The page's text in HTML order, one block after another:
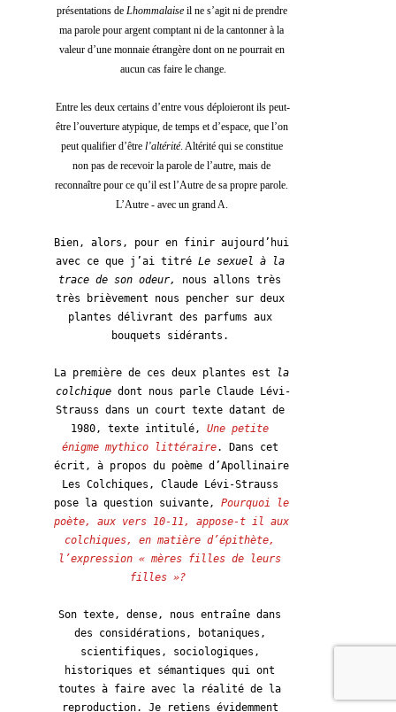
présentations de Lhommalaise il ne s’agit ni de prendre
ma parole pour argent comptant ni de la cantonner à la
valeur d’une monnaie étrangère dont on ne pourrait en
aucun cas faire le change.
Entre les deux certains d’entre vous déploieront ils peut-
être l’ouverture atypique, de temps et d’espace, que l’on
peut qualifier d’être l’altérité. Altérité qui se constitue
non pas de recevoir la parole de l’autre, mais de
reconnaître pour ce qu’il est l’Autre de sa propre parole.
L’Autre - avec un grand A.
Bien, alors, pour en finir aujourd’hui
avec ce que j’ai titré Le sexuel à la
trace de son odeur,
nous allons très
très brièvement nous pencher sur deux
plantes délivrant des parfums aux
bouquets sidérants.
La première de ces deux plantes est
la
colchique dont nous parle Claude Lévi-
Strauss dans un court texte datant de
1980, texte intitulé, Une petite
énigme mythico littéraire. Dans cet
écrit, à propos du poème d’Apollinaire
Les Colchiques, Claude Lévi-Strauss
pose la question suivante, Pourquoi le
poète, aux vers 10-11, appose-t il aux
colchiques, en matière d’épithète,
l’expression « mères filles de leurs
filles »?
Son texte, dense, nous entraîne dans
des considérations, botaniques,
scientifiques, sociologiques,
historiques et sémantiques qui ont
toutes à faire avec la réalité de la
reproduction. Je retiens évidemment